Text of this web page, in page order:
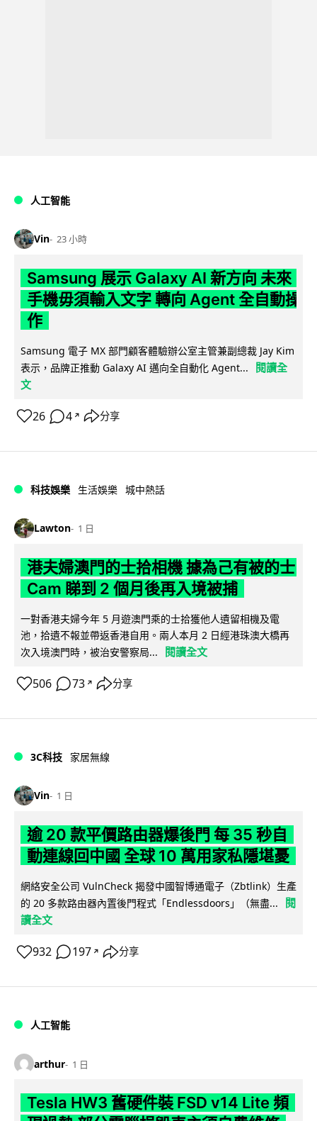
人工智能
Vin 23 小時
Samsung 展示 Galaxy AI 新方向 未來
手機毋須輸入文字 轉向 Agent 全自動操
作
Samsung 電子 MX 部門顧客體驗辦公室主管兼副總裁 Jay Kim
表示，品牌正推動 Galaxy AI 邁向全自動化 Agent...
閱讀全
文
26 4 ↗ 分享
科技娛樂 生活娛樂 城中熱話
Lawton 1 日
港夫婦澳門的士拾相機 據為己有被的士
Cam 睇到 2 個月後再入境被捕
一對香港夫婦今年 5 月遊澳門乘的士拾獲他人遺留相機及電
池，拾遺不報並帶返香港自用。兩人本月 2 日經港珠澳大橋再
次入境澳門時，被治安警察局...
閱讀全文
506 73 ↗ 分享
3C科技 家居無線
Vin 1 日
逾 20 款平價路由器爆後門 每 35 秒自
動連線回中國 全球 10 萬用家私隱堪憂
網絡安全公司 VulnCheck 揭發中國智博通電子（Zbtlink）生產
的 20 多款路由器內置後門程式「Endlessdoors」（無盡...
閱
讀全文
932 197 ↗ 分享
人工智能
arthur 1 日
Tesla HW3 舊硬件裝 FSD v14 Lite 頻